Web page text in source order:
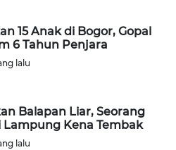
15 Anak di Bogor, Gopal
6 Tahun Penjara
lalu
Balapan Liar, Seorang
Lampung Kena Tembak
lalu